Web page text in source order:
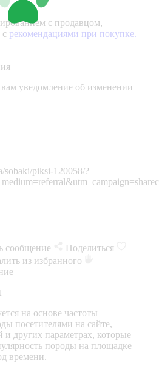
с продавцом,
рекомендациями при покупке.
уведомление об изменении
sobaki/piksi-120058/?
сообщение
Поделиться
из избранного
на основе частоты
посетителями на сайте,
и других параметрах, которые
породы на площадке
времени.